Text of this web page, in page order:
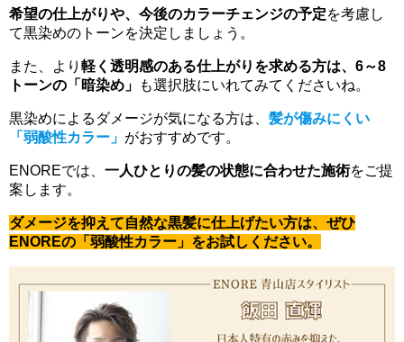
希望の仕上がりや、今後のカラーチェンジの予定を考慮し
て黒染めのトーンを決定しましょう。
また、より 軽く透明感のある仕上がりを求める方は、6～8
トーンの「暗染め」
も選択肢にいれてみてくださいね。
黒染めによるダメージが気になる方は、 髪が傷みにくい
「弱酸性カラー」 がおすすめです。
ENOREでは、 一人ひとりの髪の状態に合わせた施術をご提
案します。
ダメージを抑えて自然な黒髪に仕上げたい方は、ぜひ
ENOREの「弱酸性カラー」をお試しください。